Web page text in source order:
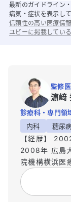
最新のガイドライン
病気・症状を表示して
信頼性の高い医療情
ユビーに掲載してい
監修
濵﨑
診療科・専門領
内科
糖尿
【経歴】
2008年 広島
院機構横浜医
療研究センタ
2012年 国立
医師 2016年